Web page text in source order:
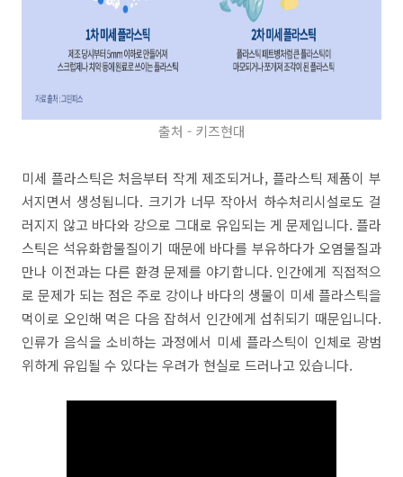
출처 - 키즈현대
미세 플라스틱은 처음부터 작게 제조되거나, 플라스틱 제품이 부
서지면서 생성됩니다. 크기가 너무 작아서 하수처리시설로도 걸
러지지 않고 바다와 강으로 그대로 유입되는 게 문제입니다. 플라
스틱은 석유화합물질이기 때문에 바다를 부유하다가 오염물질과
만나 이전과는 다른 환경 문제를 야기합니다. 인간에게 직접적으
로 문제가 되는 점은 주로 강이나 바다의 생물이 미세 플라스틱을
먹이로 오인해 먹은 다음 잡혀서 인간에게 섭취되기 때문입니다.
인류가 음식을 소비하는 과정에서 미세 플라스틱이 인체로 광범
위하게 유입될 수 있다는 우려가 현실로 드러나고 있습니다.